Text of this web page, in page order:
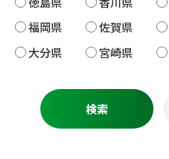
福岡県
佐賀県
大分県
宮崎県